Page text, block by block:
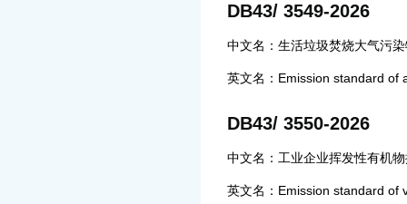
DB43/ 3549-2026
中文名：生活垃圾焚烧大气污
英文名：Emission standard of
DB43/ 3550-2026
中文名：工业企业挥发性有机
英文名：Emission standard of